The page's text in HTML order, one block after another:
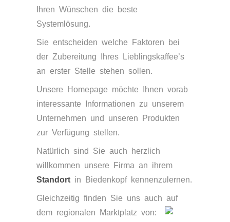
Ihren Wünschen die beste
Systemlösung.
Sie entscheiden welche Faktoren bei
der Zubereitung Ihres Lieblingskaffee’s
an erster Stelle stehen sollen.
Unsere Homepage möchte Ihnen vorab
interessante Informationen zu unserem
Unternehmen und unseren Produkten
zur Verfügung stellen.
Natürlich sind Sie auch herzlich
willkommen unsere Firma an ihrem
Standort in Biedenkopf kennenzulernen.
Gleichzeitig finden Sie uns auch auf
dem regionalen Marktplatz von: